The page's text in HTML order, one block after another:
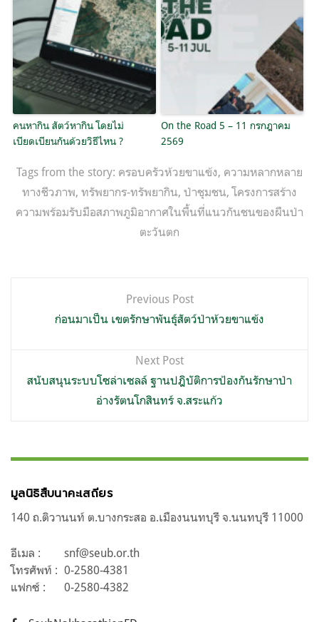
คนหากิน สัตว์หากิน โดยไม่
เบียดเบียนกันด้วยวิธีไหน ?
On the Road 5 – 11 กรกฎาคม
2569
Tags from the story: ครอบครัวห้วยขาแข้ง, ความหลากหลาย
ทางชีวภาพ, ทรัพยากร-ทรัพยากิน, ป่าชุมชน,โครงการสร้าง
ความพร้อมรับมือสภาพภูมิอากาศในพื้นที่แนวกันชนของผืนป่า
ตะวันตก
Previous Post
ก่อนมาเป็น เขตรักษาพันธุ์สัตว์ป่าห้วยขาแข้ง
Next Post
สนับสนุนระบบโซล่าเซลล์ ฐานปฎิบัติการป้องกันรักษาป่า
อ่างรัตนโกสินทร์ จ.สระแก้ว
มูลนิธิสืบนาคะเสถียร
140 ถ.ติวานนท์ ต.บางกระสอ อ.เมืองนนทบุรี จ.นนทบุรี 11000
อีเมล :
snf@seub.or.th
โทรศัพท์ : 0-2580-4381
แฟกซ์ :
0-2580-4382